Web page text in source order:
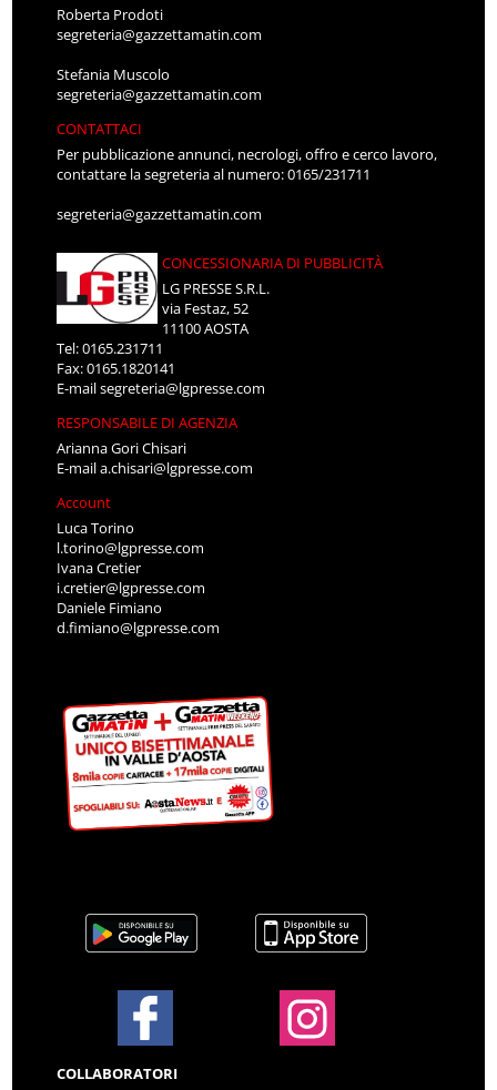
Roberta Prodoti
segreteria@gazzettamatin.com
Stefania Muscolo
segreteria@gazzettamatin.com
CONTATTACI
Per pubblicazione annunci, necrologi, offro e cerco lavoro,
contattare la segreteria al numero: 0165/231711
segreteria@gazzettamatin.com
CONCESSIONARIA DI PUBBLICITÀ
LG PRESSE S.R.L.
via Festaz, 52
11100 AOSTA
Tel: 0165.231711
Fax: 0165.1820141
E-mailsegreteria@lgpresse.com
RESPONSABILE DI AGENZIA
Arianna Gori Chisari
E-maila.chisari@lgpresse.com
Account
Luca Torino
l.torino@lgpresse.com
Ivana Cretier
i.cretier@lgpresse.com
Daniele Fimiano
d.fimiano@lgpresse.com
COLLABORATORI